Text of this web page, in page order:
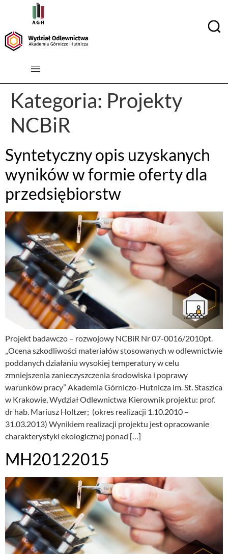
Kategoria: Projekty
NCBiR
Syntetyczny opis uzyskanych
wyników w formie oferty dla
przedsiębiorstw
Projekt badawczo – rozwojowy NCBiR Nr 07-0016/2010pt.
„Ocena szkodliwości materiałów stosowanych w odlewnictwie
poddanych działaniu wysokiej temperatury w celu
zmniejszenia zanieczyszczenia środowiska i poprawy
warunków pracy” Akademia Górniczo-Hutnicza im. St. Staszica
w Krakowie, Wydział Odlewnictwa Kierownik projektu: prof.
dr hab. Mariusz Holtzer; (okres realizacji 1.10.2010 –
31.03.2013) Wynikiem realizacji projektu jest opracowanie
charakterystyki ekologicznej ponad […]
MH20122015